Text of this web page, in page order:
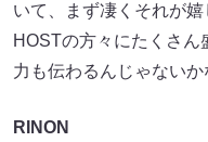
いて、まず凄くそれが
HOSTの方々にたくさ
力も伝わるんじゃないか
RINON